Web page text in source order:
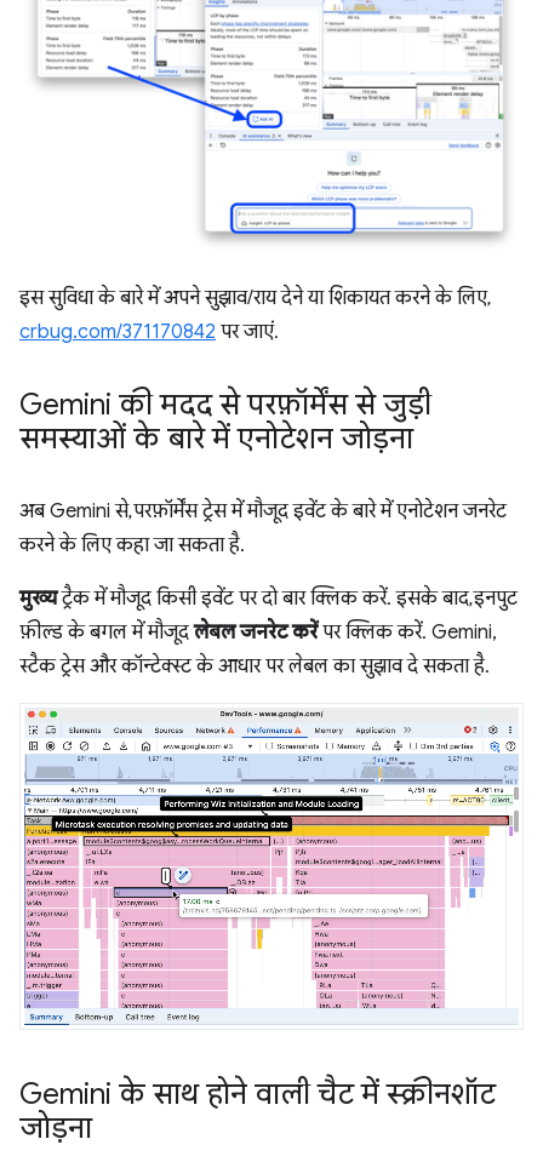
इस सुविधा के बारे में अपने सुझाव/राय देने या शिकायत करने के लिए,
crbug.com/371170842 पर जाएं.
Gemini की मदद से परफ़ॉर्मेंस से जुड़ी
समस्याओं के बारे में एनोटेशन जोड़ना
अब Gemini से, परफ़ॉर्मेंस ट्रेस में मौजूद इवेंट के बारे में एनोटेशन जनरेट
करने के लिए कहा जा सकता है.
मुख्यट्रैक में मौजूद किसी इवेंट पर दो बार क्लिक करें. इसके बाद, इनपुट
फ़ील्ड के बगल में मौजूदलेबल जनरेट करेंपर क्लिक करें. Gemini,
स्टैक ट्रेस और कॉन्टेक्स्ट के आधार पर लेबल का सुझाव दे सकता है.
Gemini के साथ होने वाली चैट में स्क्रीनशॉट
जोड़ना